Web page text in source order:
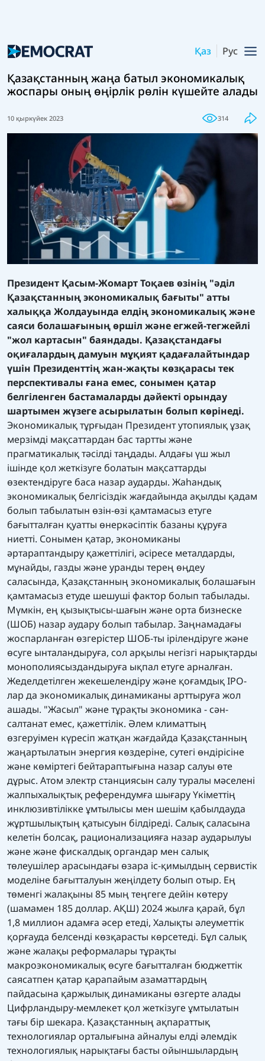
Қаз Рус
Қазақстанның жаңа батыл экономикалық
жоспары оның өңірлік рөлін күшейте алады
10 қыркүйек 2023 314
Президент Қасым-Жомарт Тоқаев өзінің "әділ
Қазақстанның экономикалық бағыты" атты
халыққа Жолдауында елдің экономикалық және
саяси болашағының өршіл және егжей-тегжейлі
"жол картасын" баяндады. Қазақстандағы
оқиғалардың дамуын мұқият қадағалайтындар
үшін Президенттің жан-жақты көзқарасы тек
перспективалы ғана емес, сонымен қатар
белгіленген бастамаларды дәйекті орындау
шартымен жүзеге асырылатын болып көрінеді.
Экономикалық тұрғыдан Президент утопиялық ұзақ
мерзімді мақсаттардан бас тартты және
прагматикалық тәсілді таңдады. Алдағы үш жыл
ішінде қол жеткізуге болатын мақсаттарды
өзектендіруге баса назар аударды. Жаһандық
экономикалық белгісіздік жағдайында ақылды қадам
болып табылатын өзін-өзі қамтамасыз етуге
бағытталған қуатты өнеркәсіптік базаны құруға
ниетті. Сонымен қатар, экономиканы
әртараптандыру қажеттілігі, әсіресе металдарды,
мұнайды, газды және уранды терең өңдеу
саласында, Қазақстанның экономикалық болашағын
қамтамасыз етуде шешуші фактор болып табылады.
Мүмкін, ең қызықтысы-шағын және орта бизнеске
(ШОБ) назар аудару болып табылар. Заңнамадағы
жоспарланған өзгерістер ШОБ-ты ірілендіруге және
өсуге ынталандыруға, сол арқылы негізгі нарықтарды
монополиясыздандыруға ықпал етуге арналған.
Жеделдетілген жекешелендіру және қоғамдық IPO-
лар да экономикалық динамиканы арттыруға жол
ашады. "Жасыл" және тұрақты экономика - сән-
салтанат емес, қажеттілік. Әлем климаттың
өзгеруімен күресіп жатқан жағдайда Қазақстанның
жаңартылатын энергия көздеріне, сутегі өндірісіне
және көміртегі бейтараптығына назар салуы өте
дұрыс. Атом электр станциясын салу туралы мәселені
жалпыхалықтық референдумға шығару Үкіметтің
инклюзивтілікке ұмтылысы мен шешім қабылдауда
жұртшылықтың қатысуын білдіреді. Салық саласына
келетін болсақ, рационализацияға назар аударылуы
және және фискалдық органдар мен салық
төлеушілер арасындағы өзара іс-қимылдың сервистік
моделіне бағытталуын жеңілдету болып отыр. Ең
төменгі жалақыны 85 мың теңгеге дейін көтеру
(шамамен 185 доллар. АҚШ) 2024 жылға қарай, бұл
1,8 миллион адамға әсер етеді, Халықты әлеуметтік
қорғауда белсенді көзқарасты көрсетеді. Бұл салық
және жалақы реформалары тұрақты
макроэкономикалық өсуге бағытталған бюджеттік
саясатпен қатар қарапайым азаматтардың
пайдасына қаржылық динамиканы өзгерте алады
Цифрландыру-мемлекет қол жеткізуге ұмтылатын
тағы бір шекара. Қазақстанның ақпараттық
технологиялар орталығына айналуы елді әлемдік
технологиялық нарықтағы басты ойыншылардың